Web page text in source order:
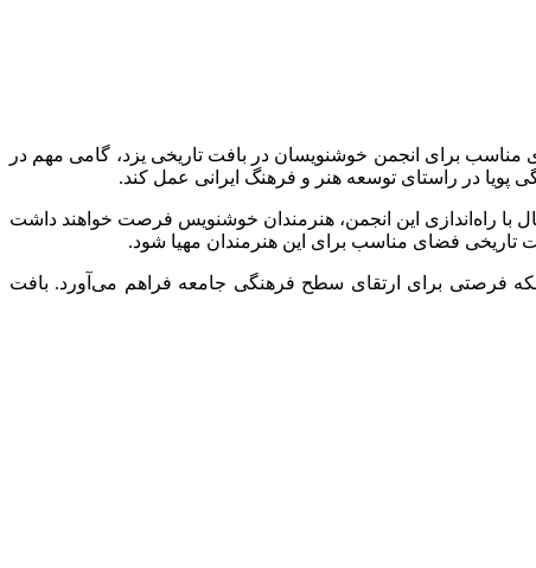
مناسب برای انجمن خوشنویسان در بافت تاریخی یزد، گامی مهم در
پویا در راستای توسعه هنر و فرهنگ ایرانی عمل کند.
با راه‌اندازی این انجمن، هنرمندان خوشنویس فرصت خواهند داشت
تاریخی فضای مناسب برای این هنرمندان مهیا شود.
فرصتی برای ارتقای سطح فرهنگی جامعه فراهم می‌آورد. بافت